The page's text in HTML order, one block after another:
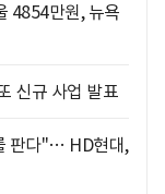
4854만원, 뉴욕
신규 사업 발표
판다"… HD현대,